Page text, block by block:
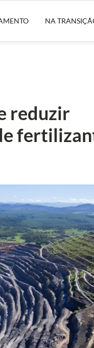
NA
reduzir